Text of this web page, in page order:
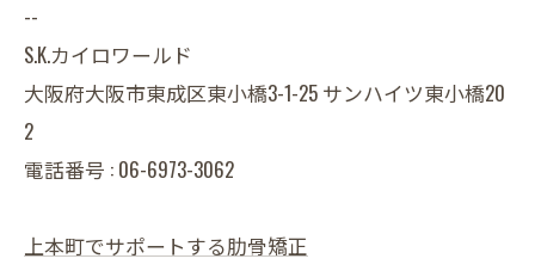
--
S.K.カイロワールド
大阪府大阪市東成区東小橋3-1-25 サンハイツ東小橋20
2
電話番号 : 06-6973-3062
上本町でサポートする肋骨矯正